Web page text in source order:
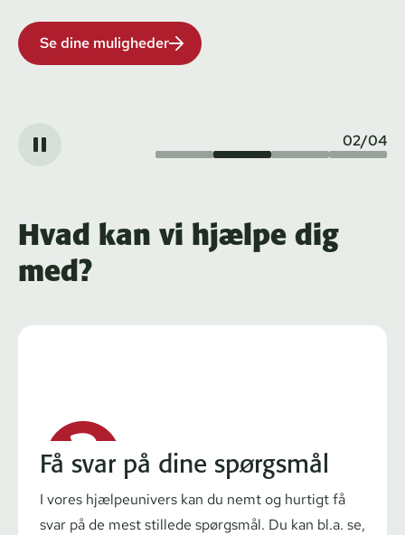
Se dine muligheder
02/04
Hvad kan vi hjælpe dig
med?
Få svar på dine spørgsmål
I vores hjælpeunivers kan du nemt og hurtigt få
svar på de mest stillede spørgsmål. Du kan bl.a. se,